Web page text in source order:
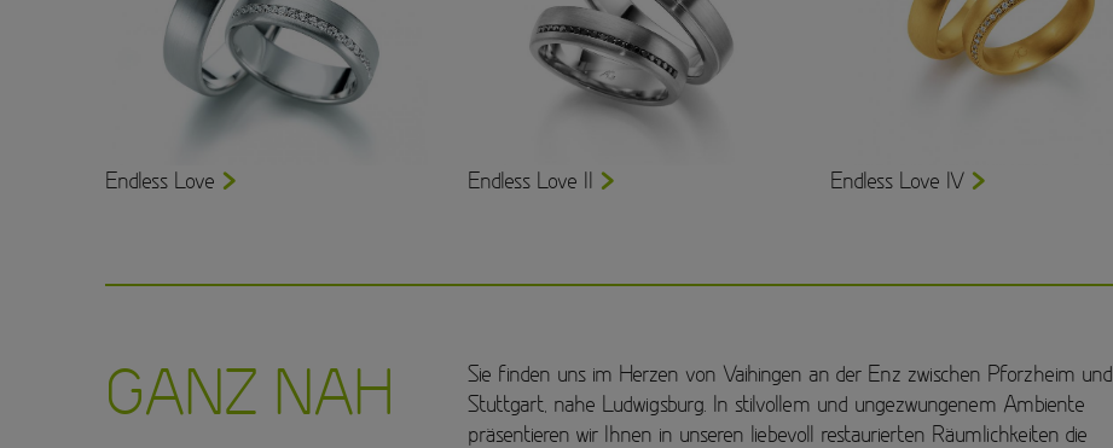
Endless Love Endless Love II Endless Love IV
GANZ NAH
Sie finden uns im Herzen von Vaihingen an der Enz zwischen Pforzheim und
Stuttgart, nahe Ludwigsburg. In stilvollem und ungezwungenem Ambiente
präsentieren wir Ihnen in unseren liebevoll restaurierten Räumlichkeiten die